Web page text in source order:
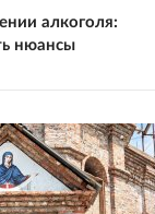
алкоголя:
нюансы